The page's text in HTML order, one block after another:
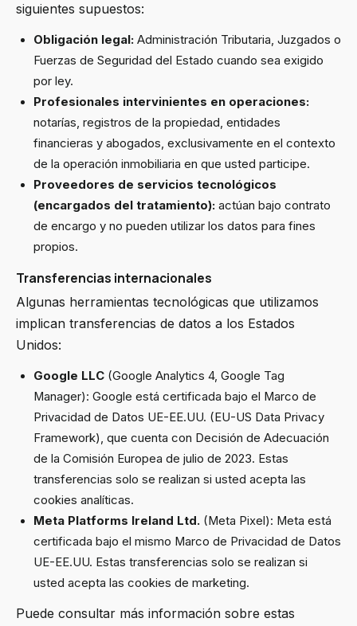
siguientes supuestos:
Obligación legal: Administración Tributaria, Juzgados o
Fuerzas de Seguridad del Estado cuando sea exigido
por ley.
Profesionales intervinientes en operaciones:
notarías, registros de la propiedad, entidades
financieras y abogados, exclusivamente en el contexto
de la operación inmobiliaria en que usted participe.
Proveedores de servicios tecnológicos
(encargados del tratamiento): actúan bajo contrato
de encargo y no pueden utilizar los datos para fines
propios.
Transferencias internacionales
Algunas herramientas tecnológicas que utilizamos
implican transferencias de datos a los Estados
Unidos:
Google LLC (Google Analytics 4, Google Tag
Manager): Google está certificada bajo el Marco de
Privacidad de Datos UE-EE.UU. (EU-US Data Privacy
Framework), que cuenta con Decisión de Adecuación
de la Comisión Europea de julio de 2023. Estas
transferencias solo se realizan si usted acepta las
cookies analíticas.
Meta Platforms Ireland Ltd. (Meta Pixel): Meta está
certificada bajo el mismo Marco de Privacidad de Datos
UE-EE.UU. Estas transferencias solo se realizan si
usted acepta las cookies de marketing.
Puede consultar más información sobre estas